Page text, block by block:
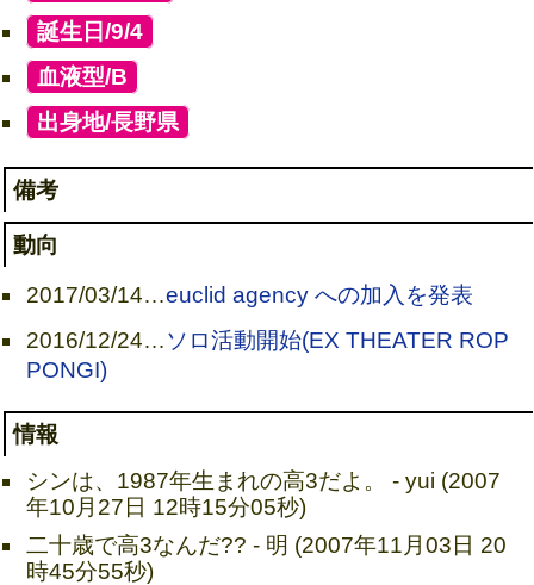
誕生日/9/4]
血液型/B
出身地/長野県]
備考
動向
2017/03/14…euclid agency への加入を発表
2016/12/24…ソロ活動開始(EX THEATER ROP
PONGI)
情報
シンは、1987年生まれの高3だよ。 - yui (2007
年10月27日 12時15分05秒)
二十歳で高3なんだ?? - 明 (2007年11月03日 20
時45分55秒)